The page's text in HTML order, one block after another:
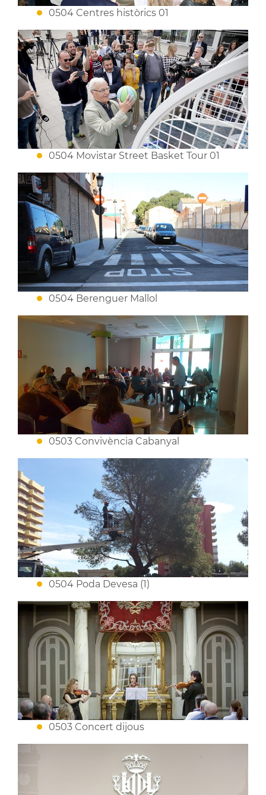
0504 Centres històrics 01
0504 Movistar Street Basket Tour 01
0504 Berenguer Mallol
0503 Convivència Cabanyal
0504 Poda Devesa (1)
0503 Concert dijous